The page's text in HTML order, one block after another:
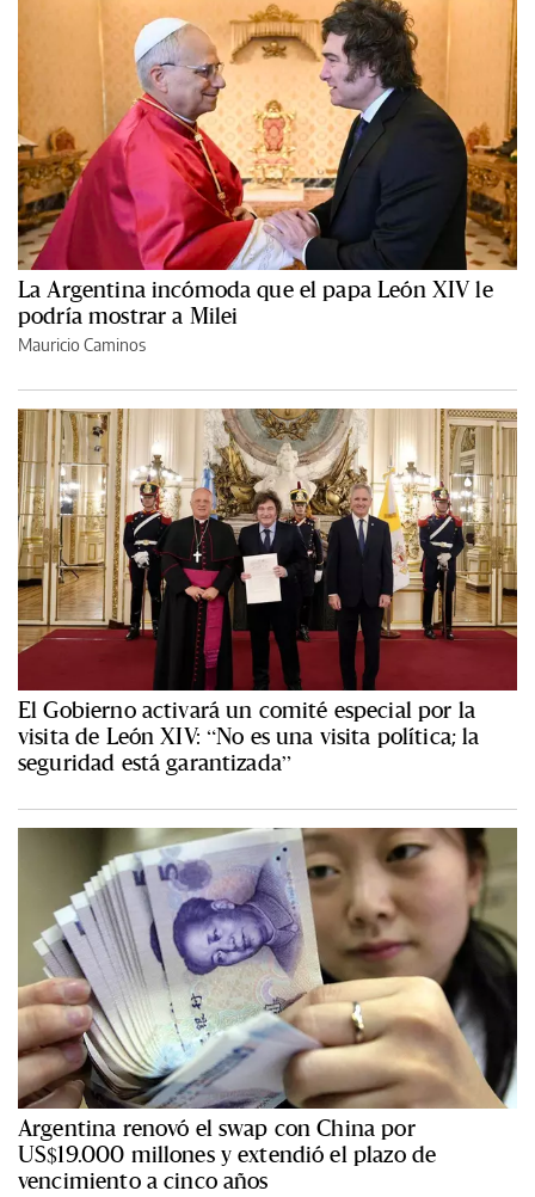
La Argentina incómoda que el papa León XIV le
podría mostrar a Milei
Mauricio Caminos
El Gobierno activará un comité especial por la
visita de León XIV: “No es una visita política; la
seguridad está garantizada”
Argentina renovó el swap con China por
US$19.000 millones y extendió el plazo de
vencimiento a cinco años